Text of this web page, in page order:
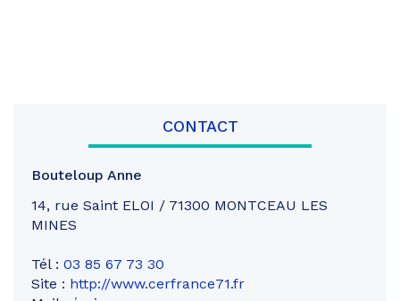
CONTACT
Bouteloup Anne
14, rue Saint ELOI / 71300 MONTCEAU LES
MINES
Tél : 03 85 67 73 30
Site : http://www.cerfrance71.fr